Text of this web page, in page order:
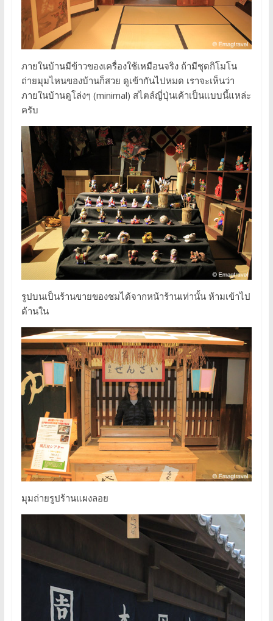
ภายในบ้านมีข้าวของเครื่องใช้เหมือนจริง ถ้ามีชุดกิโมโน
ถ่ายมุมไหนของบ้านก็สวย ดูเข้ากันไปหมด เราจะเห็นว่า
ภายในบ้านดูโล่งๆ (minimal) สไตล์ญี่ปุ่นเค้าเป็นแบบนี้แหล่ะ
ครับ
รูปบนเป็นร้านขายของชมได้จากหน้าร้านเท่านั้น ห้ามเข้าไป
ด้านใน
มุมถ่ายรูปร้านแผงลอย